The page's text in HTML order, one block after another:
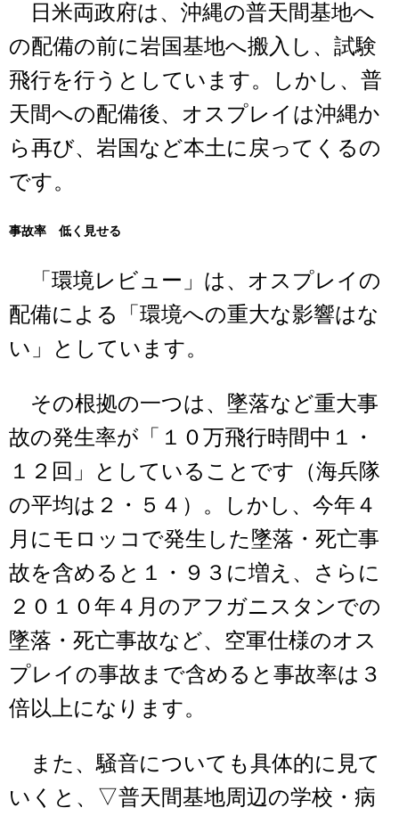
日米両政府は、沖縄の普天間基地へ
の配備の前に岩国基地へ搬入し、試験
飛行を行うとしています。しかし、普
天間への配備後、オスプレイは沖縄か
ら再び、岩国など本土に戻ってくるの
です。
事故率 低く見せる
「環境レビュー」は、オスプレイの
配備による「環境への重大な影響はな
い」としています。
その根拠の一つは、墜落など重大事
故の発生率が「１０万飛行時間中１・
１２回」としていることです（海兵隊
の平均は２・５４）。しかし、今年４
月にモロッコで発生した墜落・死亡事
故を含めると１・９３に増え、さらに
２０１０年４月のアフガニスタンでの
墜落・死亡事故など、空軍仕様のオス
プレイの事故まで含めると事故率は３
倍以上になります。
また、騒音についても具体的に見て
いくと、▽普天間基地周辺の学校・病